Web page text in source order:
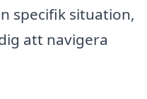
specifik situation,
att navigera